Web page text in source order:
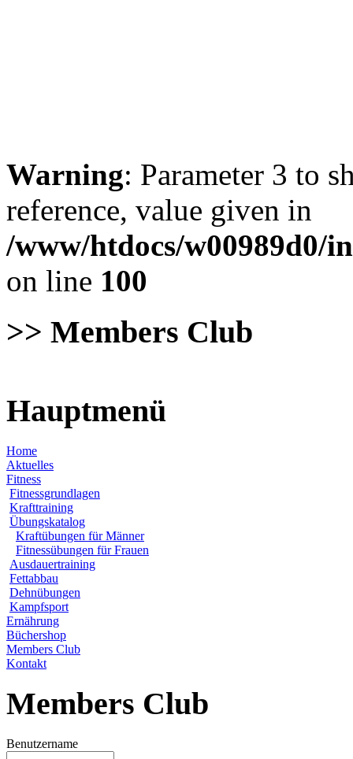
Warning: Parameter 3 to
reference, value given in
/www/htdocs/w00989d0/
on line 100
>> Members Club
Hauptmenü
Home
Aktuelles
Fitness
Fitnessgrundlagen
Krafttraining
Übungskatalog
Kraftübungen für Männer
Fitnessübungen für Frauen
Ausdauertraining
Fettabbau
Dehnübungen
Kampfsport
Ernährung
Büchershop
Members Club
Kontakt
Members Club
Benutzername